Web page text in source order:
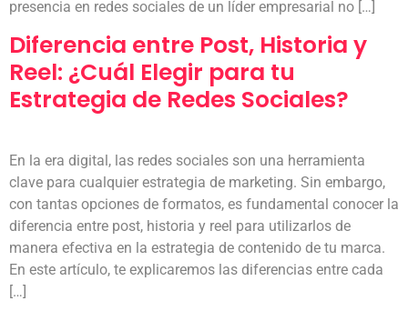
presencia en redes sociales de un líder empresarial no […]
Diferencia entre Post, Historia y
Reel: ¿Cuál Elegir para tu
Estrategia de Redes Sociales?
En la era digital, las redes sociales son una herramienta
clave para cualquier estrategia de marketing. Sin embargo,
con tantas opciones de formatos, es fundamental conocer la
diferencia entre post, historia y reel para utilizarlos de
manera efectiva en la estrategia de contenido de tu marca.
En este artículo, te explicaremos las diferencias entre cada
[…]